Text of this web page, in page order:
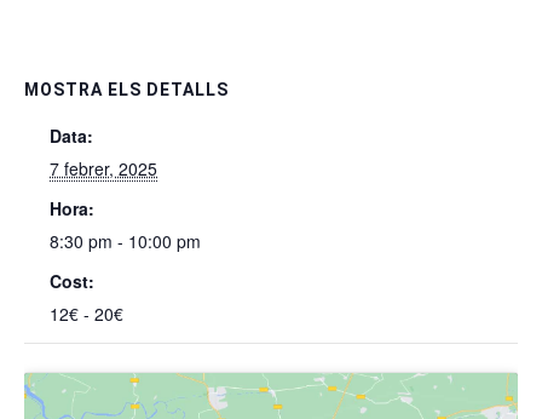
MOSTRA ELS DETALLS
Data:
7 febrer, 2025
Hora:
8:30 pm - 10:00 pm
Cost:
12€ - 20€